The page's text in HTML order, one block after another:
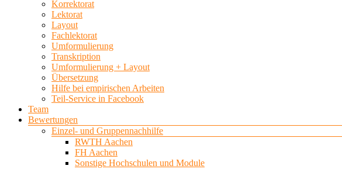
Korrektorat
Lektorat
Layout
Fachlektorat
Umformulierung
Transkription
Umformulierung + Layout
Übersetzung
Hilfe bei empirischen Arbeiten
Teil-Service in Facebook
Team
Bewertungen
Einzel- und Gruppennachhilfe
RWTH Aachen
FH Aachen
Sonstige Hochschulen und Module